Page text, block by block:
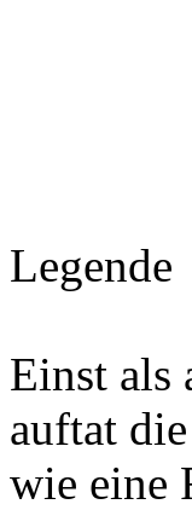
Legende
Einst als
auftat
wie eine